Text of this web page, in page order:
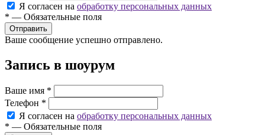
Я согласен на обработку персональных данных
* — Обязательные поля
Ваше сообщение успешно отправлено.
Запись в шоурум
Ваше имя *
Телефон *
Я согласен на обработку персональных данных
* — Обязательные поля